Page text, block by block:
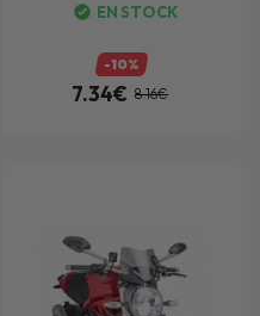
EN STOCK
-10%
7.34€ 8.16€